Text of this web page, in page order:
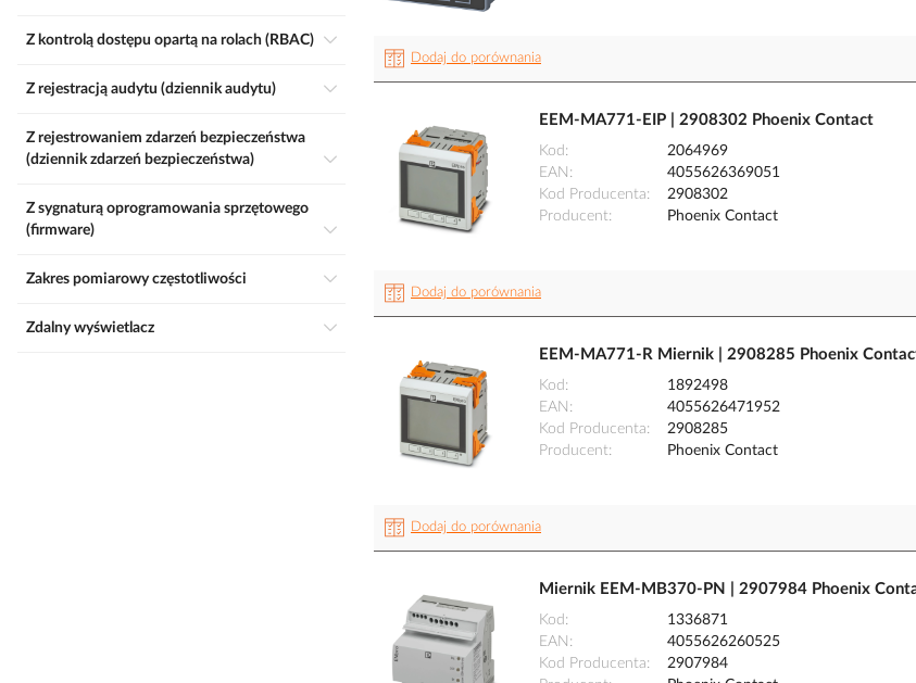
Dodaj do porównania
EEM-MA771-EIP | 2908302 Phoenix Contact
Kod
2064969
EAN
4055626369051
Kod Producenta
2908302
Producent
Phoenix Contact
Dodaj do porównania
EEM-MA771-R Miernik | 2908285 Phoenix
Kod
1892498
EAN
4055626471952
Kod Producenta
2908285
Producent
Phoenix Contact
Dodaj do porównania
Miernik EEM-MB370-PN | 2907984 Phoenix
Kod
1336871
EAN
4055626260525
Kod Producenta
2907984
Z kontrolą dostępu opartą na rolach (RBAC)
Z rejestracją audytu (dziennik audytu)
Z rejestrowaniem zdarzeń bezpieczeństwa
(dziennik zdarzeń bezpieczeństwa)
Z sygnaturą oprogramowania sprzętowego
(firmware)
Zakres pomiarowy częstotliwości
Zdalny wyświetlacz